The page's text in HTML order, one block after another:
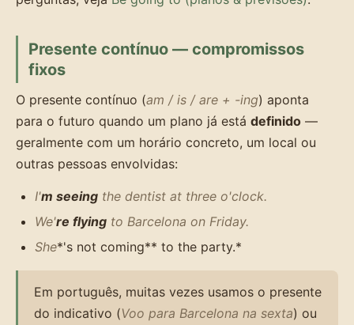
Presente contínuo — compromissos
fixos
O presente contínuo (am / is / are + -ing) aponta
para o futuro quando um plano já está definido —
geralmente com um horário concreto, um local ou
outras pessoas envolvidas:
I'm seeing the dentist at three o'clock.
We're flying to Barcelona on Friday.
She*'s not coming** to the party.*
Em português, muitas vezes usamos o presente
do indicativo (Voo para Barcelona na sexta) ou